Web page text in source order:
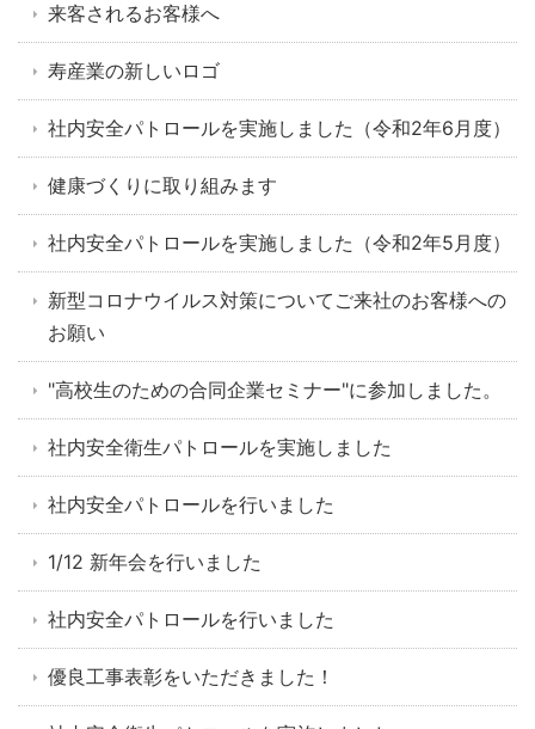
来客されるお客様へ
寿産業の新しいロゴ
社内安全パトロールを実施しました（令和2年6月度）
健康づくりに取り組みます
社内安全パトロールを実施しました（令和2年5月度）
新型コロナウイルス対策についてご来社のお客様への
お願い
"高校生のための合同企業セミナー"に参加しました。
社内安全衛生パトロールを実施しました
社内安全パトロールを行いました
1/12 新年会を行いました
社内安全パトロールを行いました
優良工事表彰をいただきました！